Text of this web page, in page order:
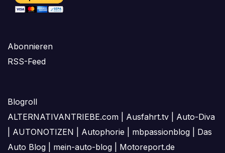
Abonnieren
RSS-Feed
Blogroll
ALTERNATIVANTRIEBE.com
Ausfahrt.tv
Auto-Diva
AUTONOTIZEN Autophorie mbpassionblog
Das
Auto Blog
mein-auto-blog Motoreport.de